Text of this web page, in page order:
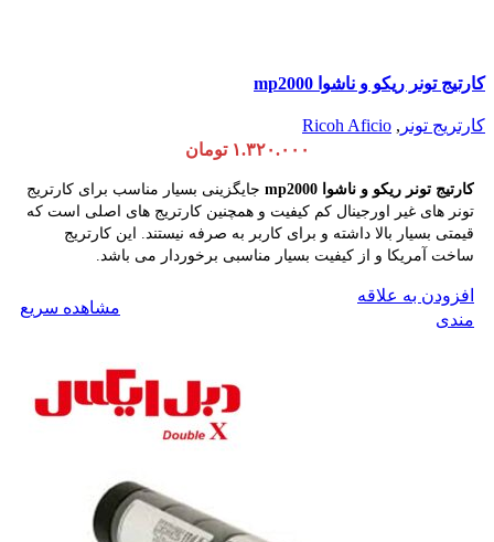
کارتیج تونر ریکو و ناشوا mp2000
کارتریج تونر ,
Ricoh Aficio
۱.۳۲۰.۰۰۰ تومان
کارتیج تونر ریکو و ناشوا mp2000
جایگزینی بسیار مناسب برای کارتریج
تونر های غیر اورجینال کم کیفیت و همچنین کارتریج های اصلی است که
قیمتی بسیار بالا داشته و برای کاربر به صرفه نیستند. این کارتریج
ساخت آمریکا و از کیفیت بسیار مناسبی برخوردار می باشد.
افزودن به علاقه
مندی
مشاهده سریع